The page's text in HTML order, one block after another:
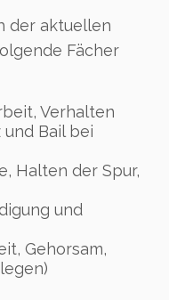
der aktuellen
Fächer
Verhalten
Bail bei
Halten der Spur,
und
Gehorsam,